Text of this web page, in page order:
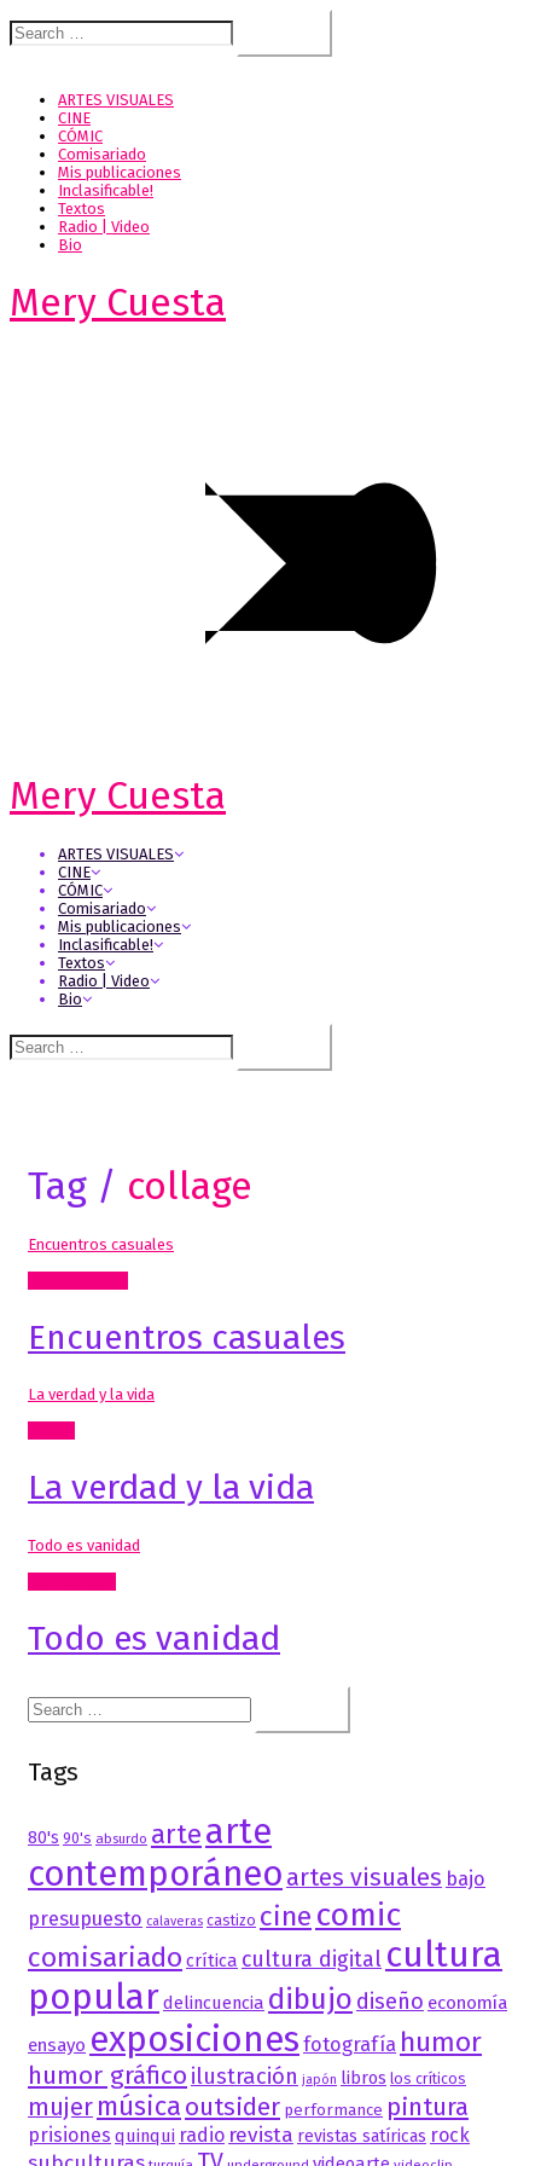
Search
for:
ARTES VISUALES
CINE
CÓMIC
Comisariado
Mis publicaciones
Inclasificable!
Textos
Radio | Video
Bio
Mery Cuesta
Mery Cuesta
ARTES VISUALES
CINE
CÓMIC
Comisariado
Mis publicaciones
Inclasificable!
Textos
Radio | Video
Bio
Search
for:
Tag / collage
Encuentros casuales
Encuentros casuales
La verdad y la vida
La verdad y la vida
Todo es vanidad
Todo es vanidad
Search
for:
Tags
80's 90's absurdo artearte
contemporáneo artes visuales bajo
presupuesto calaveras castizo cine comic
comisariado crítica cultura digital cultura
populardelincuencia dibujo diseño economía
ensayo exposiciones fotografía humor
humor gráfico ilustración japón libros los críticos
mujer música outsider performance pintura
prisiones quinqui radio revista revistas satíricas rock